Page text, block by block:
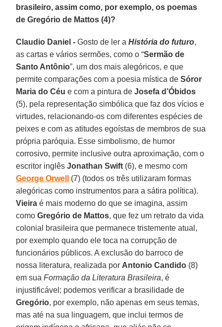
brasileiro, assim como, por exemplo, os poemas
de Gregório de Mattos (4)?
Claudio Daniel -Gosto de ler aHistória do futuro,
as cartas e vários sermões, como o “Sermão de
Santo Antônio”, um dos mais alegóricos, e que
permite comparações com a poesia mística de Sóror
Maria do Céu e com a pintura deJosefa d’Óbidos
(5), pela representação simbólica que faz dos vícios e
virtudes, relacionando-os com diferentes espécies de
peixes e com as atitudes egoístas de membros de sua
própria paróquia. Esse simbolismo, de humor
corrosivo, permite inclusive outra aproximação, com o
escritor inglêsJonathan Swift (6), e mesmo com
George Orwell
(7) (todos os três utilizaram formas
alegóricas como instrumentos para a sátira política).
Vieiraé mais moderno do que se imagina, assim
comoGregório de Mattos, que fez um retrato da vida
colonial brasileira que permanece tristemente atual,
por exemplo quando ele toca na corrupção de
funcionários públicos. A exclusão do barroco de
nossa literatura, realizada por Antonio Candido (8)
em suaFormação da Literatura Brasileira, é
injustificável; podemos verificar a brasilidade de
Gregório, por exemplo, não apenas em seus temas,
mas até na sua linguagem, que inclui termos de